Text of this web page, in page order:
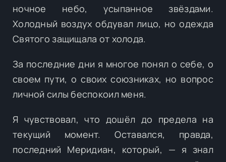
ночное небо, усыпанное звёздами.
Холодный воздух обдувал лицо, но одежда
Святого защищала от холода.
За последние дни я многое понял о себе, о
своем пути, о своих союзниках, но вопрос
личной силы беспокоил меня.
Я чувствовал, что дошёл до предела на
текущий момент. Оставался, правда,
последний Меридиан, который, — я знал